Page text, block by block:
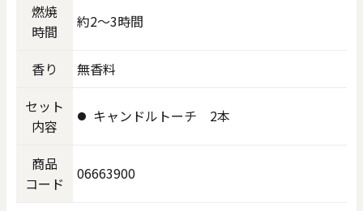
燃焼
時間
約2〜3時間
香り
無香料
セット
内容
キャンドルトーチ 2本
商品
コード
06663900